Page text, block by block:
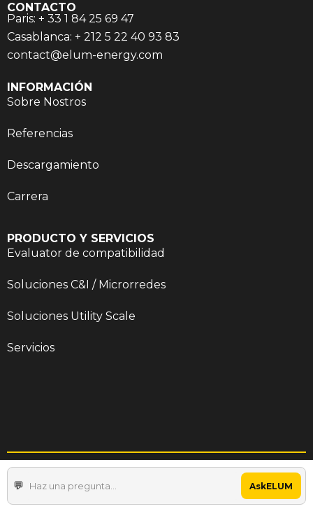
INFORMACIÓN
Sobre Nostros
Referencias
Descargamiento
Carrera
PRODUCTO Y SERVICIOS
Evaluator de compatibilidad
Soluciones C&I / Microrredes
Soluciones Utility Scale
Servicios
CONTACTO
Paris: + 33 1 84 25 69 47
Casablanca: + 212 5 22 40 93 83
contact@elum-energy.com
Privacy Policy
Cookie Policy
AskELUM